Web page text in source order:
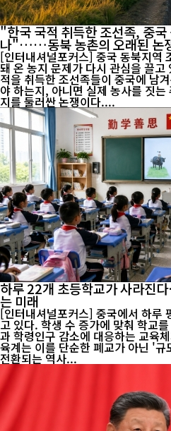
"한국 국적 취득한 조선족, 중
나"……동북 농촌의 오래된 논
[인터내셔널포커스] 중국 동북지역
돼 온 농지 문제가 다시 관심을 끌
적을 취득한 조선족들이 중국에 남
야 하는지, 아니면 실제 농사를 짓
지를 둘러싼 논쟁이다....
하루 22개 초등학교가 사라진
는 미래
[인터내셔널포커스] 중국에서 하루
고 있다. 학생 수 증가에 맞춰 학교
과 학령인구 감소에 대응하는 교육
육계는 이를 단순한 폐교가 아닌 '
전환되는 역사...